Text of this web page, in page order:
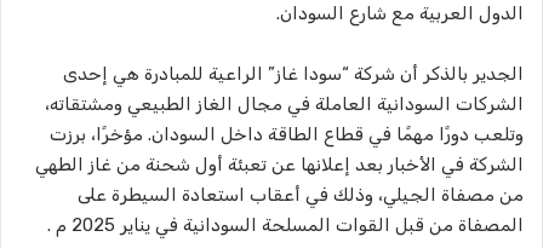
الدول العربية مع شارع السودان.
الجدير بالذكر أن شركة “سودا غاز” الراعية للمبادرة هي إحدى
الشركات السودانية العاملة في مجال الغاز الطبيعي ومشتقاته،
وتلعب دورًا مهمًا في قطاع الطاقة داخل السودان. مؤخرًا، برزت
الشركة في الأخبار بعد إعلانها عن تعبئة أول شحنة من غاز الطهي
من مصفاة الجيلي، وذلك في أعقاب استعادة السيطرة على
المصفاة من قبل القوات المسلحة السودانية في يناير 2025 م .